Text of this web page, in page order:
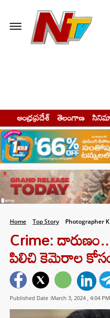
ఆంధ్రప్రదేశ్ తెలంగాణ
Home Top Story Photographer
Crime:
పిలిచి కెమెరాల
Published Date :March 3, 2024 , 4:04 PM